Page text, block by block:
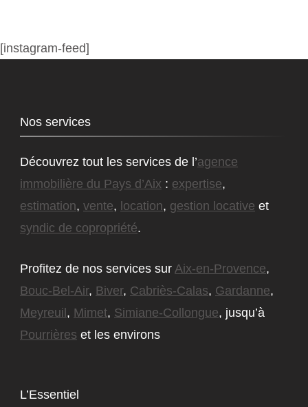
[instagram-feed]
Nos services
Découvrez tout les services de l’agence
immobilière du Pays d’Aix : expertise,
estimation, vente, location, gestion locative et
syndic de copropriété.
Profitez de nos services sur Aix-en-Provence,
Bouc-Bel-Air, Biver, Cabriès-Calas, Gardanne,
Meyreuil, Mimet, Simiane-Collongue, jusqu’à
Pourrières et les environs
L’Essentiel